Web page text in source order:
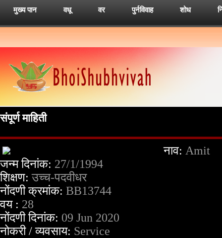
मुख्य पान वधू वर पुर्नविवाह शोध
संपूर्ण माहिती
नाव: Amit
जन्म दिनांक: 27/1/1994
शिक्षण:उच्च-पदवीधर
नोंदणी क्रमांक: BB13744
वय : 28
नोंदणी दिनांक: 09 Jun 2020
नोकरी / व्यवसाय: Service